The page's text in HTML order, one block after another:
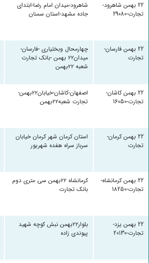
22 بهمن شاهرود-
تجارت-29080
شاهرود-میدان امام رضا-ابتدای
جاده مشهد-استان سمنان
22 بهمن فارسان-
تجارت
چهارمحال وبختیاری -فارسان-
میدان۲۲ بهمن -بانک تجارت
شعبه ۲۲بهمن
22 بهمن کاشان-
تجارت-16050
اصفهان-کاشان-خیابان۲۲بهمن-
تجارت شعبه۲۲بهمن
22 بهمن کرمان-
تجارت
استان کرمان شهر کرمان خیابان
سرباز سراه هفده شهریور
22 بهمن کرمانشاه-
تجارت-18250
کرمانشاه ۲۲بهمن سی متری دوم
بانک تجارت
22 بهمن یزد-
تجارت-20130
بلوار۲۲بهمن نبش کوچه شهید
پیوندی زاده